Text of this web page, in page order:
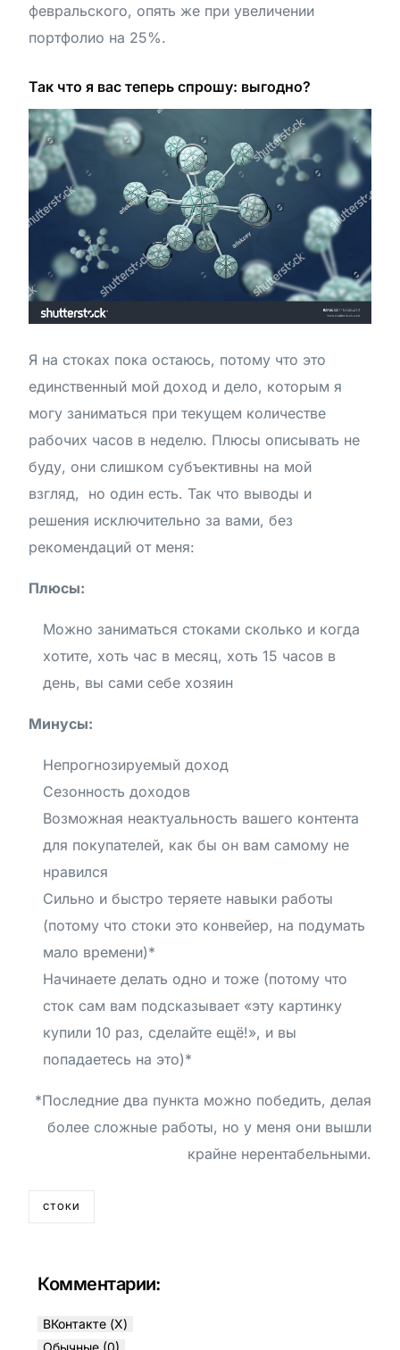
февральского, опять же при увеличении
портфолио на 25%.
Так что я вас теперь спрошу: выгодно?
Я на стоках пока остаюсь, потому что это
единственный мой доход и дело, которым я
могу заниматься при текущем количестве
рабочих часов в неделю. Плюсы описывать не
буду, они слишком субъективны на мой
взгляд, но один есть. Так что выводы и
решения исключительно за вами, без
рекомендаций от меня:
Плюсы:
Можно заниматься стоками сколько и когда
хотите, хоть час в месяц, хоть 15 часов в
день, вы сами себе хозяин
Минусы:
Непрогнозируемый доход
Сезонность доходов
Возможная неактуальность вашего контента
для покупателей, как бы он вам самому не
нравился
Сильно и быстро теряете навыки работы
(потому что стоки это конвейер, на подумать
мало времени)*
Начинаете делать одно и тоже (потому что
сток сам вам подсказывает «эту картинку
купили 10 раз, сделайте ещё!», и вы
попадаетесь на это)*
*Последние два пункта можно победить, делая
более сложные работы, но у меня они вышли
крайне нерентабельными.
СТОКИ
Комментарии:
ВКонтакте (X)